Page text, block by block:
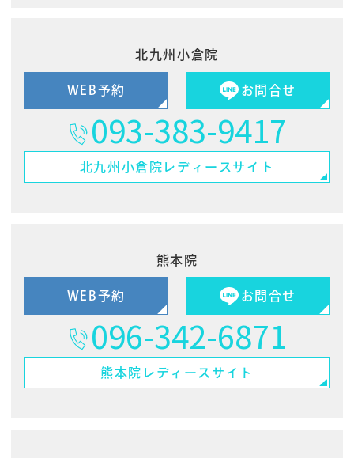
北九州小倉院
WEB予約 お問合せ
093-383-9417
北九州小倉院 レディースサイト
熊本院
WEB予約 お問合せ
096-342-6871
熊本院 レディースサイト